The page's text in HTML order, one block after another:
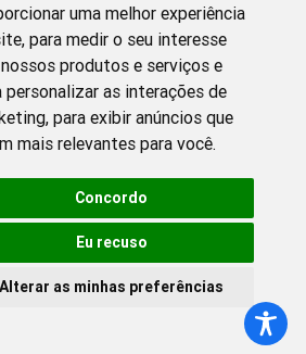
uma melhor experiência
, para medir o seu interesse
produtos e serviços e
personalizar as interações de
, para exibir anúncios que
mais relevantes para você.
Concordo
Eu recuso
Alterar as minhas preferências
Endereço
209, Asa Sul, CEP: 70390-100
de Funcionamento
à sexta: 8h às 17h
Redes Sociais
Twitter